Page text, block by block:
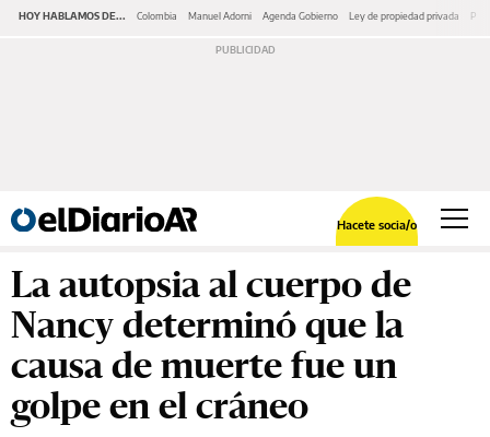
HOY HABLAMOS DE... Colombia Manuel Adorni Agenda Gobierno Ley de propiedad privada
Hacete socia/o
La autopsia al cuerpo de
Nancy determinó que la
causa de muerte fue un
golpe en el cráneo